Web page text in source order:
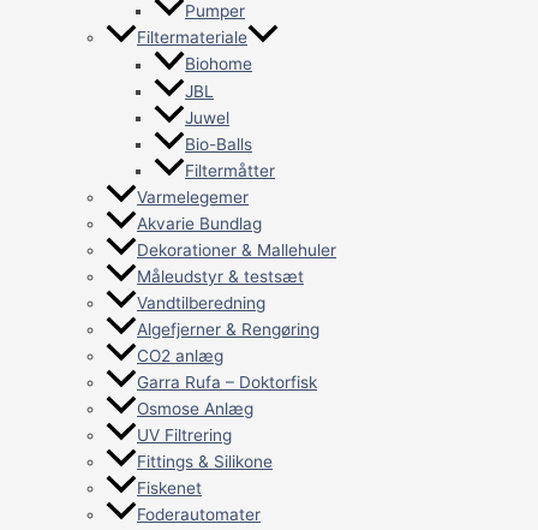
Pumper
Filtermateriale
Biohome
JBL
Juwel
Bio-Balls
Filtermåtter
Varmelegemer
Akvarie Bundlag
Dekorationer & Mallehuler
Måleudstyr & testsæt
Vandtilberedning
Algefjerner & Rengøring
CO2 anlæg
Garra Rufa – Doktorfisk
Osmose Anlæg
UV Filtrering
Fittings & Silikone
Fiskenet
Foderautomater